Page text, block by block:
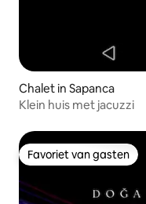
Chalet in Sapanca
Klein huis met jacuzzi
Favoriet van gasten
Favoriet van gasten